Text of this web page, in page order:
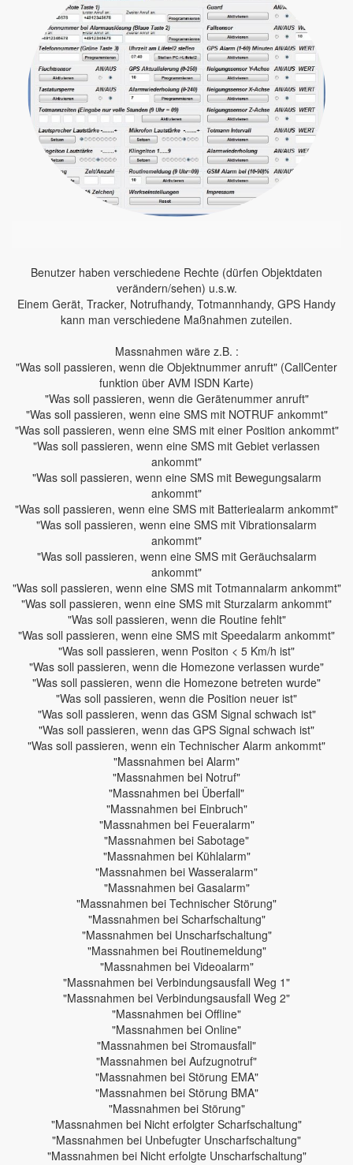
Benutzer haben verschiedene Rechte (dürfen Objektdaten
verändern/sehen) u.s.w.
Einem Gerät, Tracker, Notrufhandy, Totmannhandy, GPS Handy
kann man verschiedene Maßnahmen zuteilen.
Massnahmen wäre z.B. :
"Was soll passieren, wenn die Objektnummer anruft" (CallCenter
funktion über AVM ISDN Karte)
"Was soll passieren, wenn die Gerätenummer anruft"
"Was soll passieren, wenn eine SMS mit NOTRUF ankommt"
"Was soll passieren, wenn eine SMS mit einer Position ankommt"
"Was soll passieren, wenn eine SMS mit Gebiet verlassen
ankommt"
"Was soll passieren, wenn eine SMS mit Bewegungsalarm
ankommt"
"Was soll passieren, wenn eine SMS mit Batteriealarm ankommt"
"Was soll passieren, wenn eine SMS mit Vibrationsalarm
ankommt"
"Was soll passieren, wenn eine SMS mit Geräuchsalarm
ankommt"
"Was soll passieren, wenn eine SMS mit Totmannalarm ankommt"
"Was soll passieren, wenn eine SMS mit Sturzalarm ankommt"
"Was soll passieren, wenn die Routine fehlt"
"Was soll passieren, wenn eine SMS mit Speedalarm ankommt"
"Was soll passieren, wenn Positon < 5 Km/h ist"
"Was soll passieren, wenn die Homezone verlassen wurde"
"Was soll passieren, wenn die Homezone betreten wurde"
"Was soll passieren, wenn die Position neuer ist"
"Was soll passieren, wenn das GSM Signal schwach ist"
"Was soll passieren, wenn das GPS Signal schwach ist"
"Was soll passieren, wenn ein Technischer Alarm ankommt"
"Massnahmen bei Alarm"
"Massnahmen bei Notruf"
"Massnahmen bei Überfall"
"Massnahmen bei Einbruch"
"Massnahmen bei Feueralarm"
"Massnahmen bei Sabotage"
"Massnahmen bei Kühlalarm"
"Massnahmen bei Wasseralarm"
"Massnahmen bei Gasalarm"
"Massnahmen bei Technischer Störung"
"Massnahmen bei Scharfschaltung"
"Massnahmen bei Unscharfschaltung"
"Massnahmen bei Routinemeldung"
"Massnahmen bei Videoalarm"
"Massnahmen bei Verbindungsausfall Weg 1"
"Massnahmen bei Verbindungsausfall Weg 2"
"Massnahmen bei Offline"
"Massnahmen bei Online"
"Massnahmen bei Stromausfall"
"Massnahmen bei Aufzugnotruf"
"Massnahmen bei Störung EMA"
"Massnahmen bei Störung BMA"
"Massnahmen bei Störung"
"Massnahmen bei Nicht erfolgter Scharfschaltung"
"Massnahmen bei Unbefugter Unscharfschaltung"
"Massnahmen bei Nicht erfolgte Unscharfschaltung"